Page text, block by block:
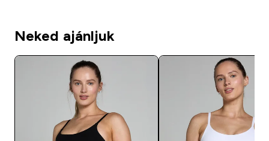
Neked ajánljuk